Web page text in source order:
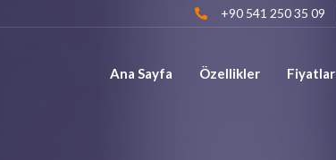
+90 541 250 35 09
Ana Sayfa Özellikler Fiyatlar